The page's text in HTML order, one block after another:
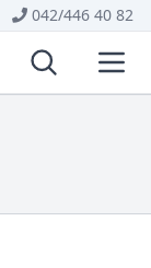
042/446 40 82
Vyhľadávanie